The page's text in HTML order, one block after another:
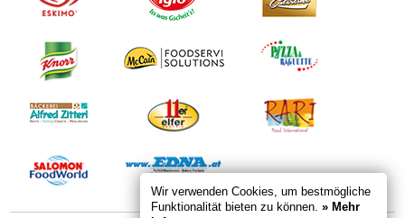
Wir verwenden Cookies, um bestmögliche
Funktionalität bieten zu können. » Mehr